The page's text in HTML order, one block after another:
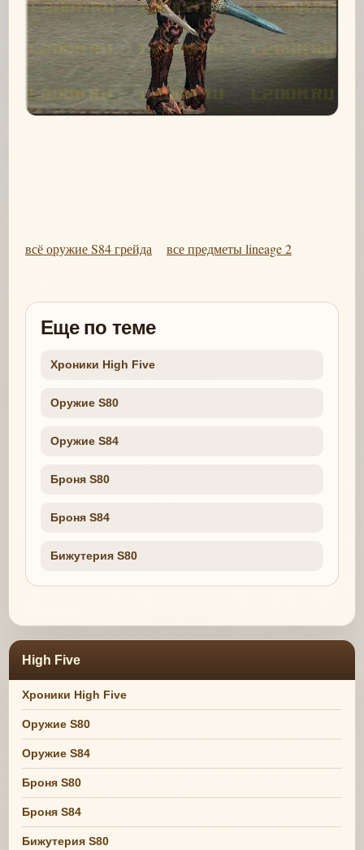
всё оружие S84 грейда все предметы lineage 2
Еще по теме
Хроники High Five
Оружие S80
Оружие S84
Броня S80
Броня S84
Бижутерия S80
High Five
Хроники High Five
Оружие S80
Оружие S84
Броня S80
Броня S84
Бижутерия S80